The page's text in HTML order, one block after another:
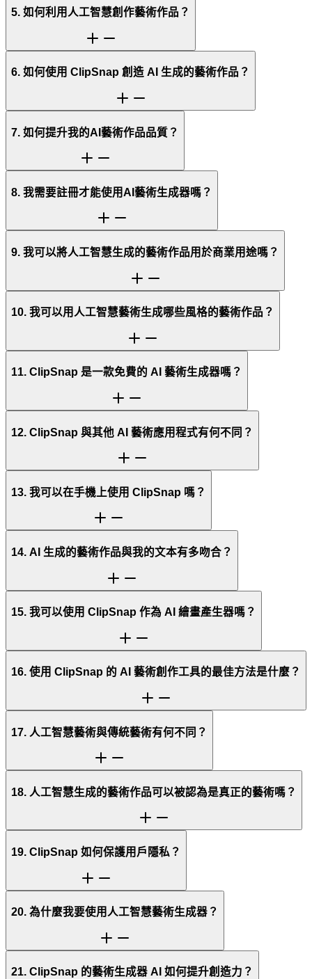
5. 如何利用人工智慧創作藝術作品？
6. 如何使用 ClipSnap 創造 AI 生成的藝術作品？
7. 如何提升我的AI藝術作品品質？
8. 我需要註冊才能使用AI藝術生成器嗎？
9. 我可以將人工智慧生成的藝術作品用於商業用途嗎？
10. 我可以用人工智慧藝術生成哪些風格的藝術作品？
11. ClipSnap 是一款免費的 AI 藝術生成器嗎？
12. ClipSnap 與其他 AI 藝術應用程式有何不同？
13. 我可以在手機上使用 ClipSnap 嗎？
14. AI 生成的藝術作品與我的文本有多吻合？
15. 我可以使用 ClipSnap 作為 AI 繪畫產生器嗎？
16. 使用 ClipSnap 的 AI 藝術創作工具的最佳方法是什麼？
17. 人工智慧藝術與傳統藝術有何不同？
18. 人工智慧生成的藝術作品可以被認為是真正的藝術嗎？
19. ClipSnap 如何保護用戶隱私？
20. 為什麼我要使用人工智慧藝術生成器？
21. ClipSnap 的藝術生成器 AI 如何提升創造力？